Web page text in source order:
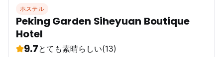
ホステル
Peking Garden Siheyuan Boutique
Hotel
9.7とても素晴らしい(13)